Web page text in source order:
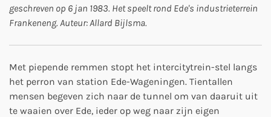
geschreven op 6 jan 1983. Het speelt rond Ede's industrieterrein
Frankeneng. Auteur: Allard Bijlsma.
Met piepende remmen stopt het intercitytrein-stel langs
het perron van station Ede-Wageningen. Tientallen
mensen begeven zich naar de tunnel om van daaruit uit
te waaien over Ede, ieder op weg naar zijn eigen